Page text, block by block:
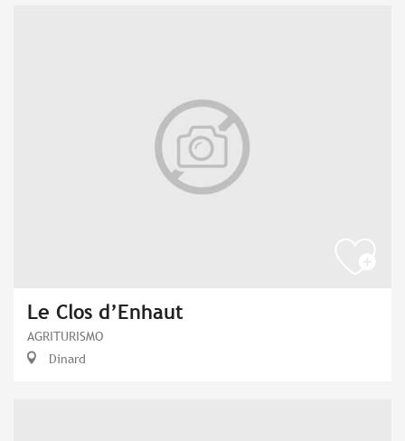
Le Clos d’Enhaut
AGRITURISMO
Dinard